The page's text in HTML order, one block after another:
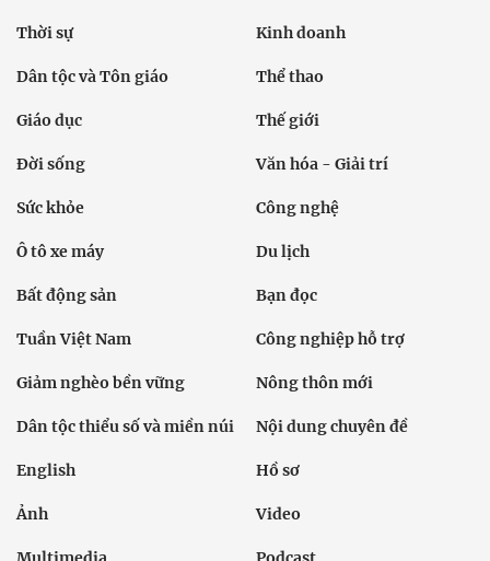
Thời sự Kinh doanh
Dân tộc và Tôn giáo Thể thao
Giáo dục Thế giới
Đời sống Văn hóa - Giải trí
Sức khỏe Công nghệ
Ô tô xe máy Du lịch
Bất động sản Bạn đọc
Tuần Việt Nam Công nghiệp hỗ trợ
Giảm nghèo bền vững Nông thôn mới
Dân tộc thiểu số và miền núi Nội dung chuyên đề
English Hồ sơ
Ảnh Video